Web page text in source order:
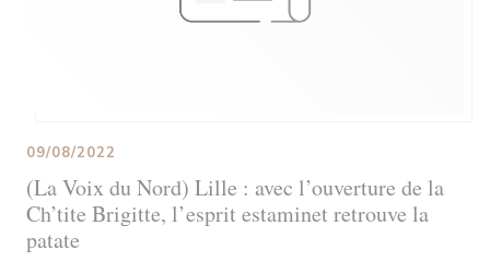
(La Voix du Nord) Lille : avec l’ouverture de la
Ch’tite Brigitte, l’esprit estaminet retrouve la
patate
09/08/2022